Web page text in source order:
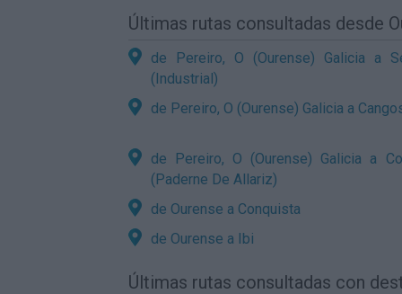
Últimas rutas consultadas desde
de Pereiro, O (Ourense) Galicia a
(Industrial)
de Pereiro, O (Ourense) Galicia a
de Pereiro, O (Ourense) Galicia a
(Paderne De Allariz)
de Ourense a Conquista
de Ourense a Ibi
Últimas rutas consultadas con